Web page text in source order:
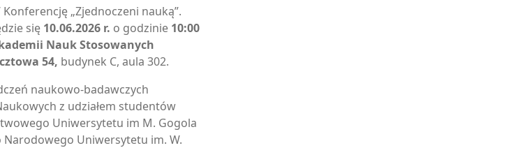
„Zjednoczeni nauką”.
się 10.06.2026 r. o godzinie 10:00
Nauk Stosowanych
54, budynek C, aula 302.
naukowo-badawczych
z udziałem studentów
Uniwersytetu im M. Gogola
Narodowego Uniwersytetu im. W.